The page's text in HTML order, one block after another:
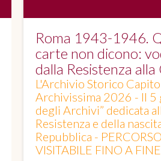
Roma 1943-1946.
carte non dicono:
dalla Resistenza
L'Archivio Storico
Archivissima 2026 - Il 5
degli Archivi” dedicata
Resistenza e della
Repubblica -
VISITABILE FINO A